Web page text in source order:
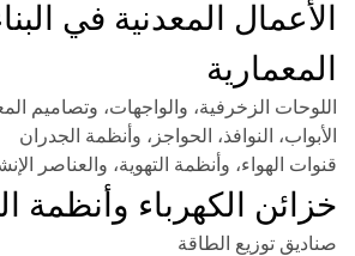
الأعمال المعدنية في
المعمارية
اللوحات الزخرفية، والواجهات، وتصاميم
الأبواب، النوافذ، الحواجز، وأنظمة الجدران
قنوات الهواء، وأنظمة التهوية، والعناصر
خزائن الكهرباء وأنظمة
صناديق توزيع الطاقة